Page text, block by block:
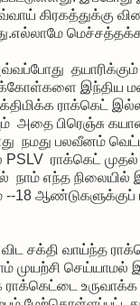
கிரகத்துக்கு
தயாரிக்கும்
இந்திய
ராக்கெட்
அதை பிரெஞ்சு
நமது பலவீனம் வெட்ட
ராக்கெட்
நாம் எந்த
18 ஆண்டுகளுக்குப்
சக்தி வாய்ந்த
முயற்சி
ராக்கெட்டை